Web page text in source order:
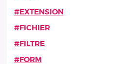
#EXTENSION
#FICHIER
#FILTRE
#FORM